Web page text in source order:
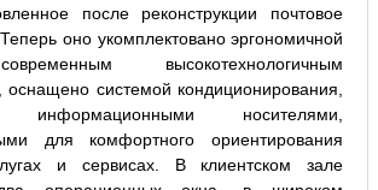
после реконструкции почтовое
оно укомплектовано эргономичной
высокотехнологичным
оснащено системой кондиционирования,
информационными носителями,
для комфортного ориентирования
и сервисах. В клиентском зале